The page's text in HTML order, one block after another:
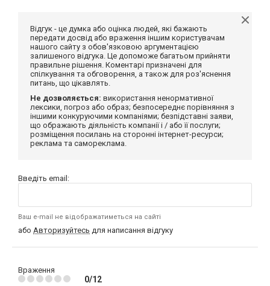
Відгук - це думка або оцінка людей, які бажають
передати досвід або враження іншим користувачам
нашого сайту з обов'язковою аргументацією
залишеного відгука. Це допоможе багатьом прийняти
правильне рішення. Коментарі призначені для
спілкування та обговорення, а також для роз'яснення
питань, що цікавлять.
Не дозволяється: використання ненормативної
лексики, погроз або образ; безпосереднє порівняння з
іншими конкуруючими компаніями; безпідставні заяви,
що ображають діяльність компанії і / або її послуги;
розміщення посилань на сторонні інтернет-ресурси;
реклама та самореклама.
Введіть email:
Ваш e-mail не відображатиметься на сайті
або Авторизуйтесь для написання відгуку
Враження
0/12